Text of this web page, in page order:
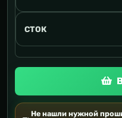
СТОК
Не нашли нужной